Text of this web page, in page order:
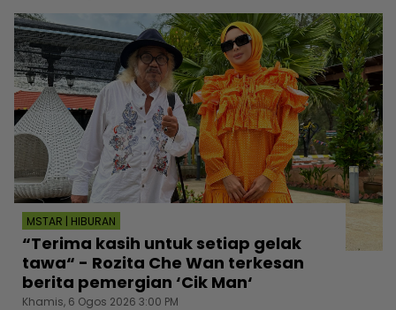
MSTAR | HIBURAN
“Terima kasih untuk setiap gelak
tawa“ - Rozita Che Wan terkesan
berita pemergian ‘Cik Man‘
Khamis, 6 Ogos 2026 3:00 PM